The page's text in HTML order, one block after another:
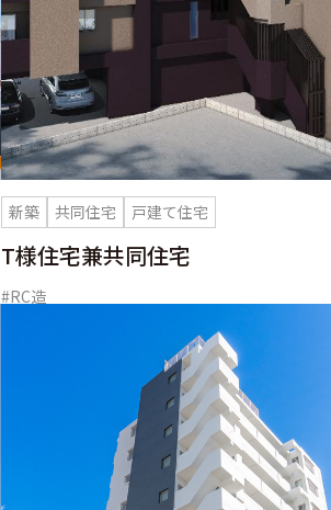
新築 共同住宅 戸建て住宅
T様住宅兼共同住宅
#RC造